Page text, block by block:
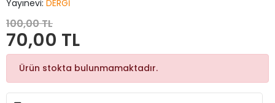
Yayınevi: DERGİ
100,00 TL
70,00 TL
Ürün stokta bulunmamaktadır.